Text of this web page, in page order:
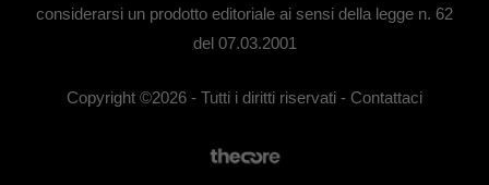
considerarsi un prodotto editoriale ai sensi della legge n. 62
del 07.03.2001
Copyright ©2026 - Tutti i diritti riservati - Contattaci